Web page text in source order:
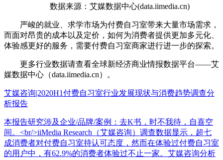
数据来源：艾媒数据中心(data.iimedia.cn)
严峻的就业、求学市场为付费自习室带来大量市场需求，
而面对昂贵的成本以及定价，如何为消费者提供更加多元化、
体验感更好的服务，需要付费自习室商家进行进一步的探索。
更多行业数据请查看全球新经济商业情报数据平台——艾
媒数据中心（data.iimedia.cn）。
艾媒咨询|2020H1付费自习室行业发展现状与消费趋势调查分
析报告
本报告研究涉及企业/品牌/案例：去K书，时不我待，自喜空
间。<br/>iiMedia Research（艾媒咨询）调查数据显示，超七
成消费者对付费自习室持认可态度，然而在体验过付费自习室
的用户中，有62.9%的消费者体验过不止一家。艾媒咨询分析